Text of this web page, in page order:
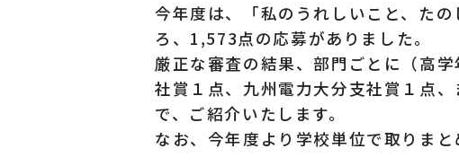
今年度は、「私のうれしいこと、た
ろ、1,573点の応募がありました。
厳正な審査の結果、部門ごとに（高
社賞１点、九州電力大分支社賞１点
で、ご紹介いたします。
なお、今年度より学校単位で取りま